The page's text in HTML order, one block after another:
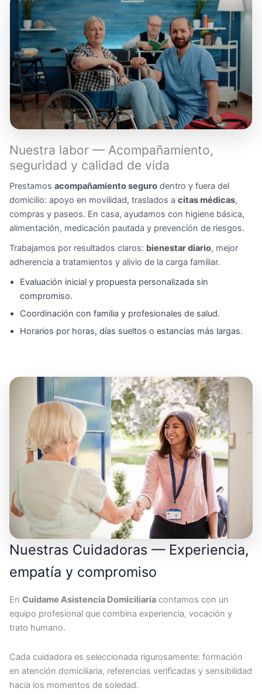
Nuestra labor — Acompañamiento,
seguridad y calidad de vida
Prestamos acompañamiento seguro dentro y fuera del
domicilio: apoyo en movilidad, traslados a citas médicas,
compras y paseos. En casa, ayudamos con higiene básica,
alimentación, medicación pautada y prevención de riesgos.
Trabajamos por resultados claros: bienestar diario, mejor
adherencia a tratamientos y alivio de la carga familiar.
Evaluación inicial y propuesta personalizada sin
compromiso.
Coordinación con familia y profesionales de salud.
Horarios por horas, días sueltos o estancias más largas.
Nuestras Cuidadoras — Experiencia,
empatía y compromiso
En Cuidame Asistencia Domiciliaria contamos con un
equipo profesional que combina experiencia, vocación y
trato humano.
Cada cuidadora es seleccionada rigurosamente: formación
en atención domiciliaria, referencias verificadas y sensibilidad
hacia los momentos de soledad.